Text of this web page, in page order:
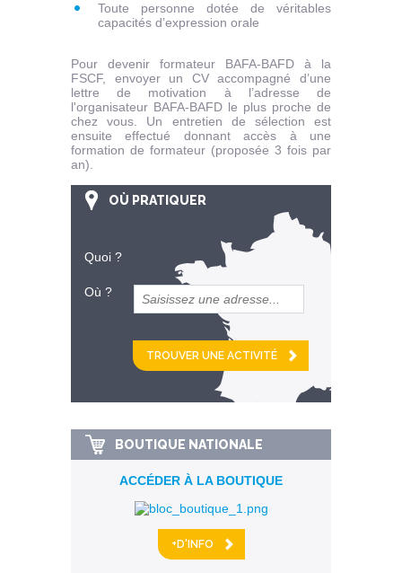
Toute personne dotée de véritables
capacités d’expression orale
Pour devenir formateur BAFA-BAFD à la
FSCF, envoyer un CV accompagné d’une
lettre de motivation à l’adresse de
l'organisateur BAFA-BAFD le plus proche de
chez vous. Un entretien de sélection est
ensuite effectué donnant accès à une
formation de formateur (proposée 3 fois par
an).
OÙ PRATIQUER
Quoi ?
Où ?
et
km alentour
BOUTIQUE NATIONALE
ACCÉDER À LA BOUTIQUE
+D'INFO